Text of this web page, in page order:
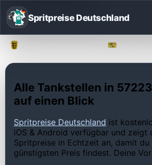
Spritpreise Deutschland
Alle Tankstellen in
auf einen Blick
Spritpreise Deutschland ist
iOS & Android verfügbar und zeigt
Spritpreise in Echtzeit an, damit du
günstigsten Preis findest. Deine